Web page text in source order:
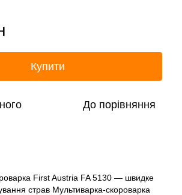
Купити
До порівняння
First Austria FA 5130 — швидке
страв Мультиварка-скороварка